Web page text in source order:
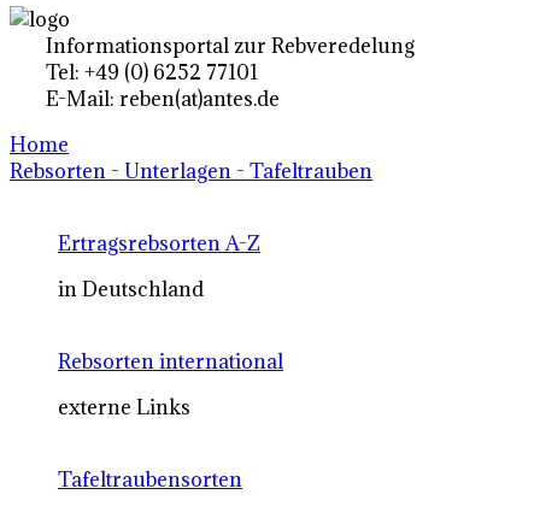
Informationsportal zur Rebveredelung
Tel: +49 (0) 6252 77101
E-Mail: reben(at)antes.de
Home
Rebsorten - Unterlagen - Tafeltrauben
Ertragsrebsorten A-Z
in Deutschland
Rebsorten international
externe Links
Tafeltraubensorten